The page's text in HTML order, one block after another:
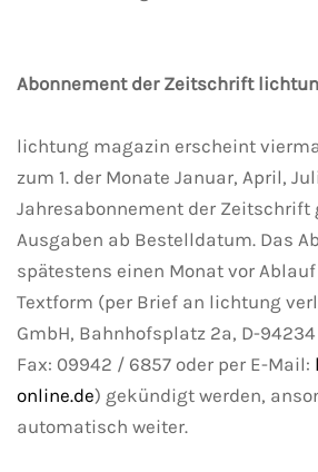
Abonnement der Zeitschrift
lichtung magazin erscheint
zum 1. der Monate Januar, April,
Jahresabonnement der Zeitschrift
Ausgaben ab Bestelldatum. Das
spätestens einen Monat vor
Textform (per Brief an lichtung
GmbH, Bahnhofsplatz 2a, D-
Fax: 09942 / 6857 oder per E-Mail:
online.de) gekündigt werden,
automatisch weiter.